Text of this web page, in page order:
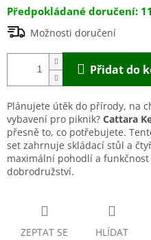
Možnosti doručení
Přidat do
Plánujete útěk do přírody, na
vybavení pro piknik? Cattara
přesně to, co potřebujete.
set zahrnuje skládací stůl a
maximální pohodlí a
dobrodružství.
ZEPTAT SE HLÍDAT